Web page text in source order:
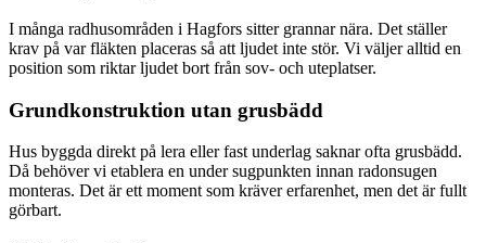
I många radhusområden i Hagfors sitter grannar nära. Det ställer
krav på var fläkten placeras så att ljudet inte stör. Vi väljer alltid en
position som riktar ljudet bort från sov- och uteplatser.
Grundkonstruktion utan grusbädd
Hus byggda direkt på lera eller fast underlag saknar ofta grusbädd.
Då behöver vi etablera en under sugpunkten innan radonsugen
monteras. Det är ett moment som kräver erfarenhet, men det är fullt
görbart.